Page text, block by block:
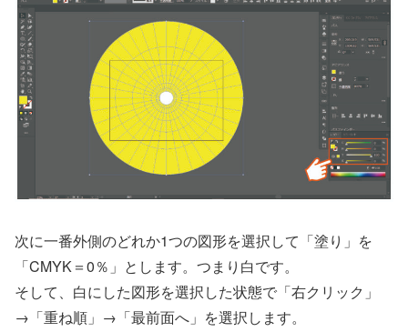
次に一番外側のどれか1つの図形を選択して「塗り」を
「CMYK＝0％」とします。つまり白です。
そして、白にした図形を選択した状態で「右クリック」
→「重ね順」→「最前面へ」を選択します。